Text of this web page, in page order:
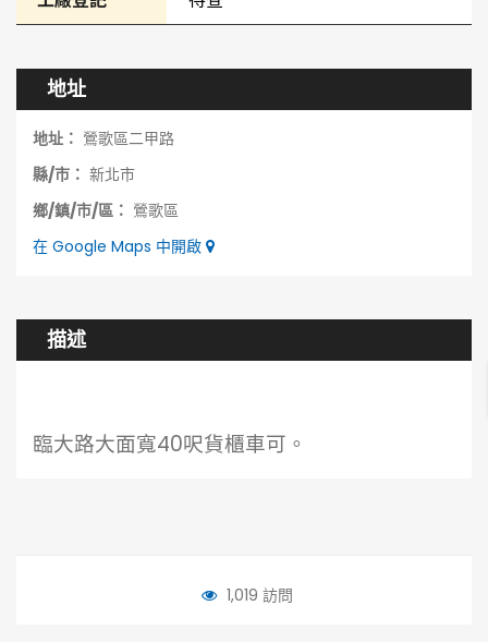
描述
臨大路大面寬40呎貨櫃車可。
地址
地址： 鶯歌區二甲路
縣/市： 新北市
鄉/鎮/市/區： 鶯歌區
在 Google Maps 中開啟
1,019 訪問